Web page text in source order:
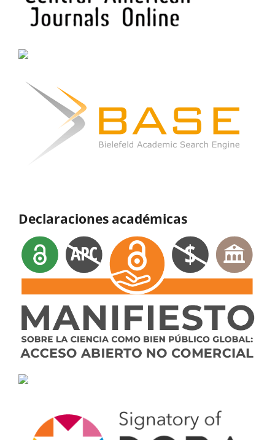
Declaraciones académicas